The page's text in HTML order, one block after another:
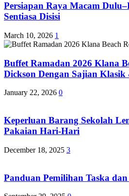
Persiapan Raya Macam
Sentiasa Disisi
March 10, 2026 1
Buffet Ramadan 2026 Klana
Dickson Dengan Sajian
January 22, 2026 0
Keperluan Barang Sekolah
Pakaian Hari-Hari
December 18, 2025 3
Panduan Pemilihan Taska dan